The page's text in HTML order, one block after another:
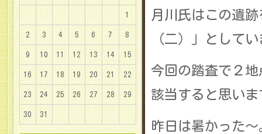
月川氏はこの遺
（二）」として
今回の踏査で２
該当すると思いま
昨日は暑かった～
1
2 3 4 5 6 7 8
9 10 11 12 13 14 15
16 17 18 19 20 21 22
23 24 25 26 27 28 29
30 31